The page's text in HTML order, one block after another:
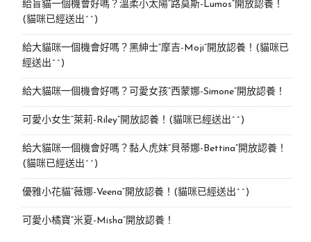
給盲貓一個機會好嗎？溫柔小太陽“路莫斯-Lumos”開放認養！
(貓咪已經送出^^)
給大貓咪一個機會好嗎？黑紳士“摩吉-Moji”開放認養！(貓咪已
經送出^^)
給大貓咪一個機會好嗎？可愛女孩“西蒙娜-Simone“開放認養！
可愛小女生“萊莉-Riley”開放認養！(貓咪已經送出^^)
給大貓咪一個機會好嗎？黏人虎妹“貝蒂娜-Bettina”開放認養！
(貓咪已經送出^^)
優雅小花貓“薇娜-Veena”開放認養！(貓咪已經送出^^)
可愛小橘寶”米夏-Misha”開放認養！